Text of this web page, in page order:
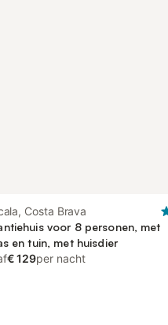
Costa Brava
voor 8 personen, met
en tuin, met huisdier
€ 129per nacht